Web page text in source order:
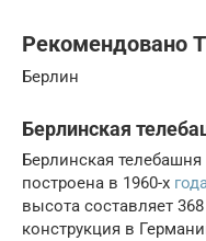
Рекомендовано
Берлин
Берлинская
Берлинская
построена в 1960-х
высота составляет
конструкция в